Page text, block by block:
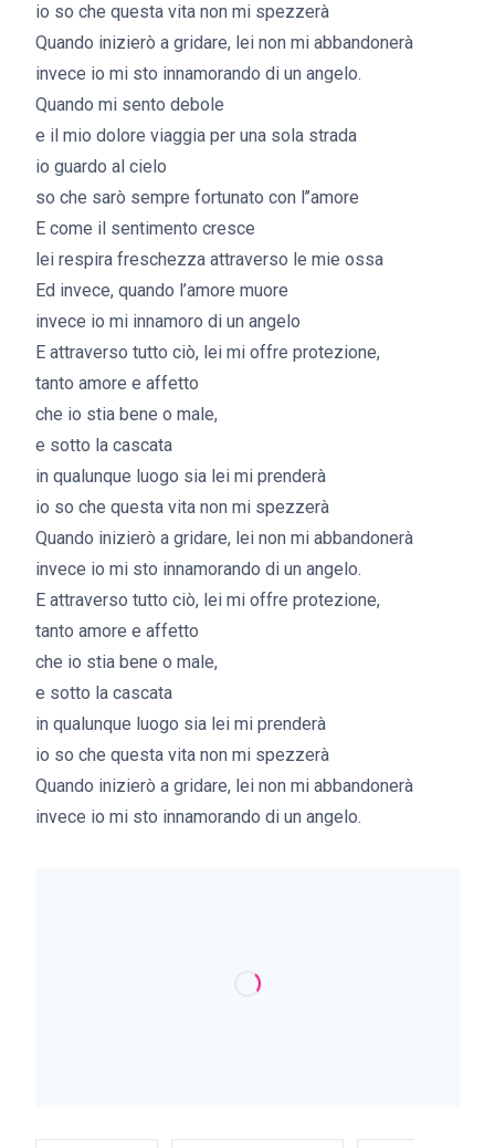
io so che questa vita non mi spezzerà
Quando inizierò a gridare, lei non mi abbandonerà
invece io mi sto innamorando di un angelo.
Quando mi sento debole
e il mio dolore viaggia per una sola strada
io guardo al cielo
so che sarò sempre fortunato con l’’amore
E come il sentimento cresce
lei respira freschezza attraverso le mie ossa
Ed invece, quando l’amore muore
invece io mi innamoro di un angelo
E attraverso tutto ciò, lei mi offre protezione,
tanto amore e affetto
che io stia bene o male,
e sotto la cascata
in qualunque luogo sia lei mi prenderà
io so che questa vita non mi spezzerà
Quando inizierò a gridare, lei non mi abbandonerà
invece io mi sto innamorando di un angelo.
E attraverso tutto ciò, lei mi offre protezione,
tanto amore e affetto
che io stia bene o male,
e sotto la cascata
in qualunque luogo sia lei mi prenderà
io so che questa vita non mi spezzerà
Quando inizierò a gridare, lei non mi abbandonerà
invece io mi sto innamorando di un angelo.